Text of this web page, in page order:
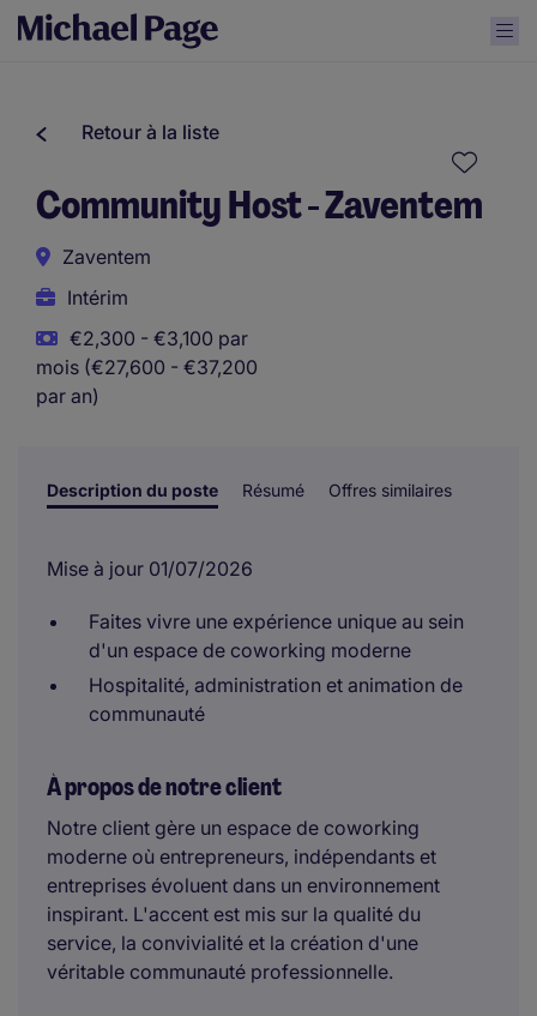
Retour à la liste
Community Host - Zaventem
Zaventem
Intérim
€2,300 - €3,100 par
mois (€27,600 - €37,200
par an)
Description du poste Résumé Offres similaires
Mise à jour 01/07/2026
Faites vivre une expérience unique au sein
d'un espace de coworking moderne
Hospitalité, administration et animation de
communauté
À propos de notre client
Notre client gère un espace de coworking
moderne où entrepreneurs, indépendants et
entreprises évoluent dans un environnement
inspirant. L'accent est mis sur la qualité du
service, la convivialité et la création d'une
véritable communauté professionnelle.